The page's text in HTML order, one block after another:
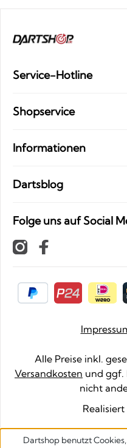
Service-Hotline
Shopservice
Informationen
Dartsblog
Folge uns auf Social
Alle Preise inkl.
Versandkosten und ggf.
nicht
Dartshop benutzt